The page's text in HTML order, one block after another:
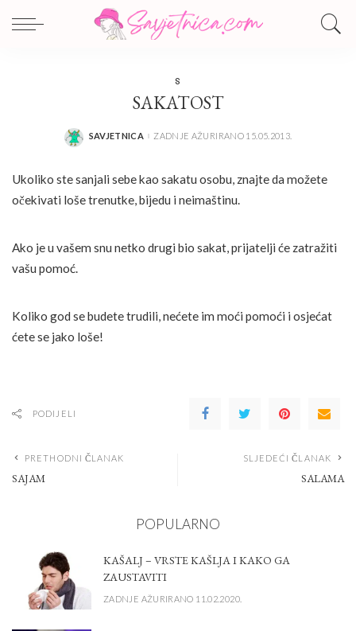
S
SAKATOST
POSTED
SAVJETNICA ZADNJE AŽURIRANO 15.05.2013.
Ukoliko ste sanjali sebe kao sakatu osobu, znajte da možete
očekivati loše trenutke, bijedu i neimaštinu.
Ako je u vašem snu netko drugi bio sakat, prijatelji će zatražiti
vašu pomoć.
Koliko god se budete trudili, nećete im moći pomoći i osjećat
ćete se jako loše!
PODIJELI
PRETHODNI ČLANAK
SAJAM
SLJEDEĆI ČLANAK
SALAMA
POPULARNO
KAŠALJ – VRSTE KAŠLJA I KAKO GA
ZAUSTAVITI
ZADNJE AŽURIRANO 11.02.2020.